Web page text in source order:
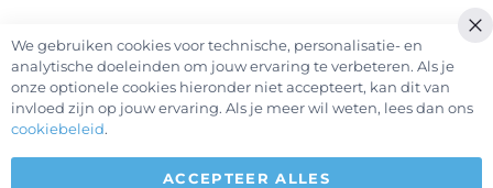
We gebruiken cookies voor technische, personalisatie- en
analytische doeleinden om jouw ervaring te verbeteren. Als je
onze optionele cookies hieronder niet accepteert, kan dit van
invloed zijn op jouw ervaring. Als je meer wil weten, lees dan ons
cookiebeleid.
ACCEPTEER ALLES